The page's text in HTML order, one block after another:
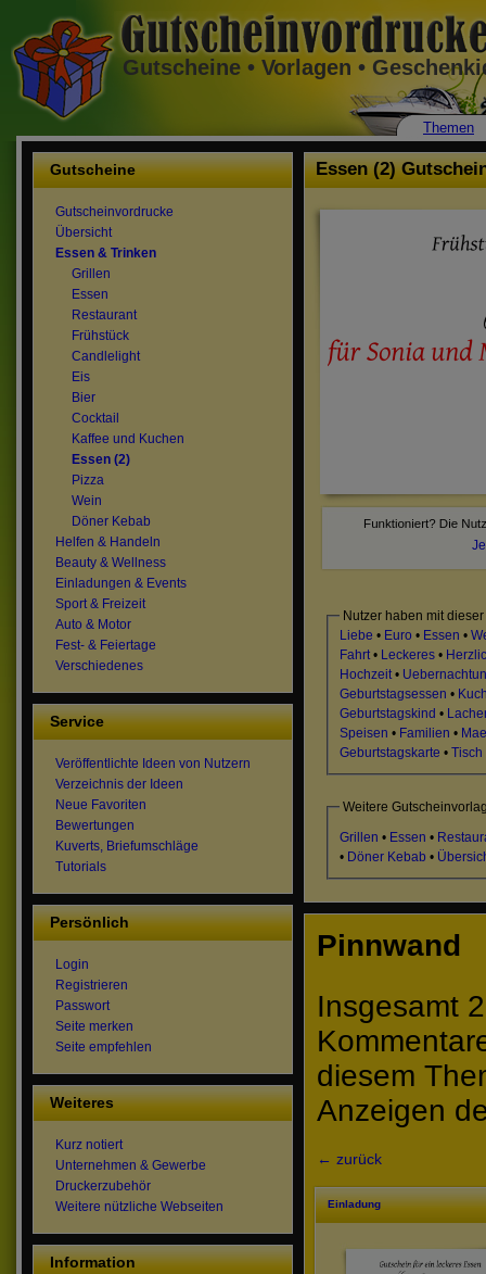
Gutscheine • Vorlagen •
Essen (2)
Nutzer haben mit
Liebe • Euro • Essen •
Fahrt• Leckeres •
Hochzeit•
Geburtstagsessen •
Geburtstagskind •
Speisen • Familien •
Geburtstagskarte • Tisch
Weitere
Grillen • Essen •
• Döner Kebab •
Pinnwand
Insgesamt
diesem
Anzeigen
← zurück
Einladung
Gutscheine
Gutscheinvordrucke
Übersicht
Essen & Trinken
Grillen
Essen
Restaurant
Frühstück
Candlelight
Eis
Bier
Cocktail
Kaffee und Kuchen
Essen (2)
Pizza
Wein
Döner Kebab
Helfen & Handeln
Beauty & Wellness
Einladungen & Events
Sport & Freizeit
Auto & Motor
Fest- & Feiertage
Verschiedenes
Service
Veröffentlichte Ideen von Nutzern
Verzeichnis der Ideen
Neue Favoriten
Bewertungen
Kuverts, Briefumschläge
Tutorials
Persönlich
Login
Registrieren
Passwort
Seite merken
Seite empfehlen
Weiteres
Kurz notiert
Unternehmen & Gewerbe
Druckerzubehör
Weitere nützliche Webseiten
Information
Themen